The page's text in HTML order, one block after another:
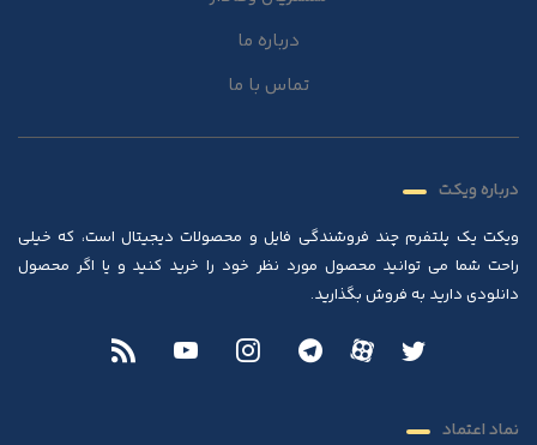
درباره ما
تماس با ما
درباره ویکت
ویکت یک پلتفرم چند فروشندگی فایل و محصولات دیجیتال است، که خیلی
راحت شما می توانید محصول مورد نظر خود را خرید کنید و یا اگر محصول
دانلودی دارید به فروش بگذارید.
نماد اعتماد